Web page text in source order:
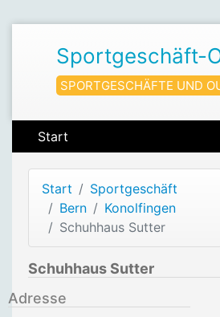
Sportgeschäft-
SPORTGESCHÄFTE UND
Start
Start
Sportgeschäft
Bern
Konolfingen
Schuhhaus Sutter
Schuhhaus Sutter
Adresse